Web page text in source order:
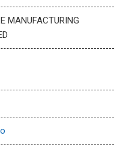
MANUFACTURING